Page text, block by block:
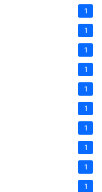
1
1
1
1
1
1
1
1
1
1